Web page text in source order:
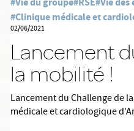
#Clinique médicale et
02/06/2021
Lancement
la mobilité !
Lancement du Challenge de
médicale et cardiologique